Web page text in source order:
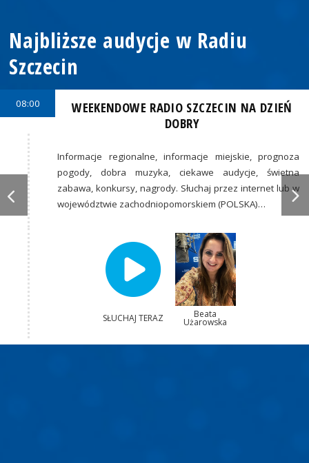
Najbliższe audycje w Radiu
Szczecin
08:00
WEEKENDOWE RADIO SZCZECIN NA DZIEŃ
DOBRY
Informacje regionalne, informacje miejskie, prognoza
pogody, dobra muzyka, ciekawe audycje, świetna
zabawa, konkursy, nagrody. Słuchaj przez internet lub w
województwie zachodniopomorskiem (POLSKA)…
SŁUCHAJ TERAZ Beata
Użarowska